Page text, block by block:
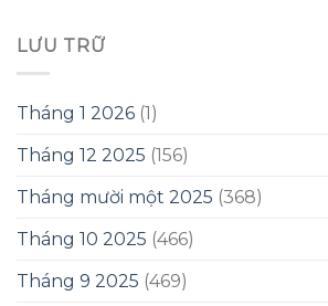
LƯU TRỮ
Tháng 1 2026 (1)
Tháng 12 2025 (156)
Tháng mười một 2025 (368)
Tháng 10 2025 (466)
Tháng 9 2025 (469)